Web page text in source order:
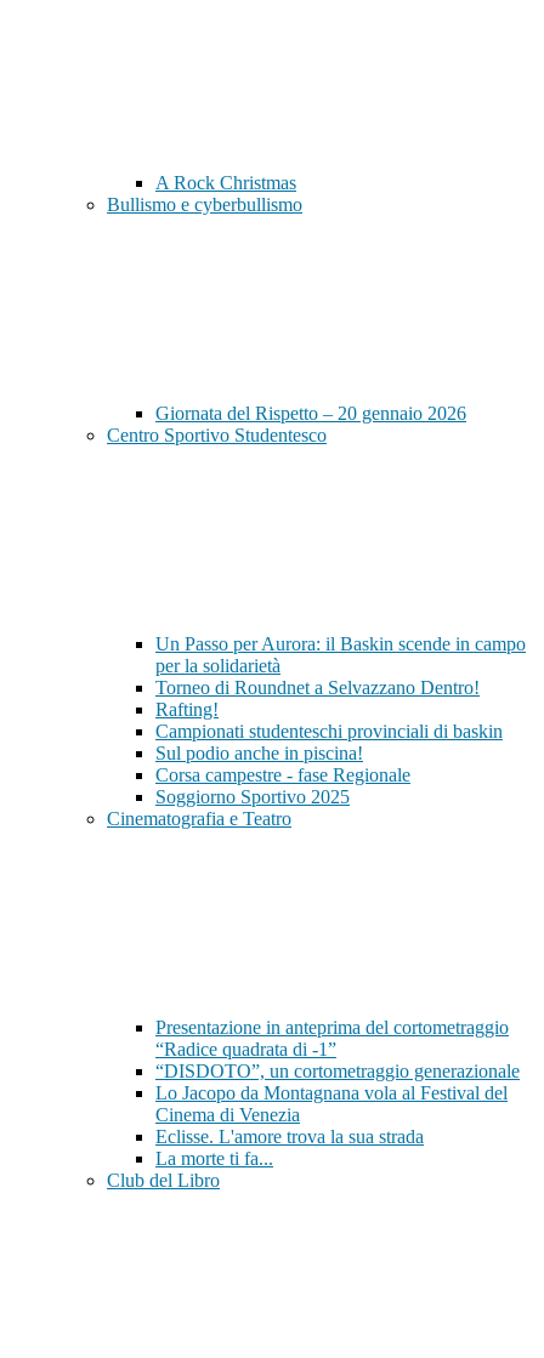
A Rock Christmas
Bullismo e cyberbullismo
Giornata del Rispetto – 20 gennaio 2026
Centro Sportivo Studentesco
Un Passo per Aurora: il Baskin scende in campo
per la solidarietà
Torneo di Roundnet a Selvazzano Dentro!
Rafting!
Campionati studenteschi provinciali di baskin
Sul podio anche in piscina!
Corsa campestre - fase Regionale
Soggiorno Sportivo 2025
Cinematografia e Teatro
Presentazione in anteprima del cortometraggio
“Radice quadrata di -1”
“DISDOTO”, un cortometraggio generazionale
Lo Jacopo da Montagnana vola al Festival del
Cinema di Venezia
Eclisse. L'amore trova la sua strada
La morte ti fa...
Club del Libro